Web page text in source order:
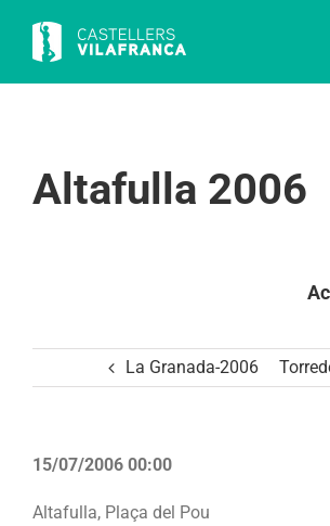
content
Altafulla 2006
La Granada-2006
15/07/2006 00:00
Altafulla, Plaça del Pou